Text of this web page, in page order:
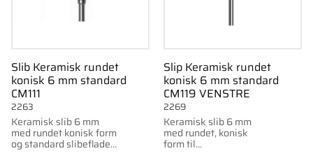
Slib Keramisk rundet
konisk 6 mm standard
CM111
Keramisk slib 6 mm
med rundet konisk form
og standard slibeflade.
2263
Slip Keramisk rundet
konisk 6 mm standard
CM119 VENSTRE
Keramisk slib 6 mm
med rundet, konisk
form til
2269